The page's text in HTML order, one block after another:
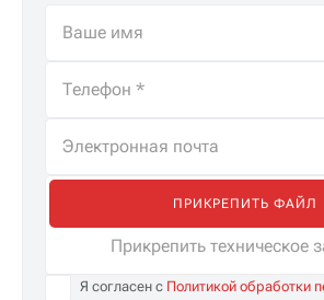
ПРИКРЕПИТЬ ФАЙЛ
Прикрепить техническое
Я согласен с Политикой обработки